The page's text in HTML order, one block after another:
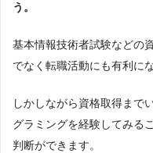
う。
基本情報技術者試験などの
でなく転職活動にも有利に
しかしながら資格取得まで
グラミングを経験してみる
判断ができます。